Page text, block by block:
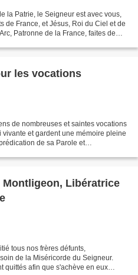
la Patrie, le Seigneur est avec vous,
de France, et Jésus, Roi du Ciel et de
Patronne de la France, faites de
les vocations
de nombreuses et saintes vocations
et gardent une mémoire pleine
de sa Parole et
Montligeon, Libératrice
tous nos frères défunts,
de la Miséricorde du Seigneur.
quittés afin que s'achève en eux